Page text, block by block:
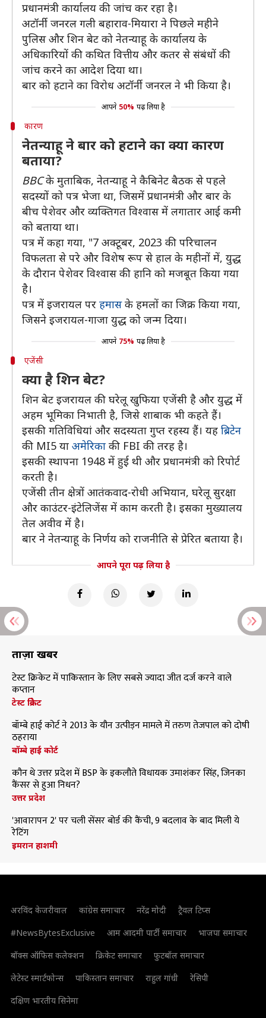
प्रधानमंत्री कार्यालय की जांच कर रहा है।
अटॉर्नी जनरल गली बहाराव-मियारा ने पिछले महीने
पुलिस और शिन बेट को नेतन्याहू के कार्यालय के
अधिकारियों की कथित वित्तीय और कतर से संबंधों की
जांच करने का आदेश दिया था।
बार को हटाने का विरोध अटॉर्नी जनरल ने भी किया है।
आपने 50% पढ़ लिया है
कारण
नेतन्याहू ने बार को हटाने का क्या कारण
बताया?
BBCके मुताबिक, नेतन्याहू ने कैबिनेट बैठक से पहले
सदस्यों को पत्र भेजा था, जिसमें प्रधानमंत्री और बार के
बीच पेशेवर और व्यक्तिगत विश्वास में लगातार आई कमी
को बताया था।
पत्र में कहा गया, "7 अक्टूबर, 2023 की परिचालन
विफलता से परे और विशेष रूप से हाल के महीनों में, युद्ध
के दौरान पेशेवर विश्वास की हानि को मजबूत किया गया
है।
पत्र में इजरायल पर हमासके हमलों का जिक्र किया गया,
जिसने इजरायल-गाजा युद्ध को जन्म दिया।
आपने 75% पढ़ लिया है
एजेंसी
क्या है शिन बेट?
शिन बेट इजरायल की घरेलू खुफिया एजेंसी है और युद्ध में
अहम भूमिका निभाती है, जिसे शाबाक भी कहते हैं।
इसकी गतिविधियां और सदस्यता गुप्त रहस्य हैं। यह ब्रिटेन
की MI5 या अमेरिका की FBI की तरह है।
इसकी स्थापना 1948 में हुई थी और प्रधानमंत्री को रिपोर्ट
करती है।
एजेंसी तीन क्षेत्रों आतंकवाद-रोधी अभियान, घरेलू सुरक्षा
और काउंटर-इंटेलिजेंस में काम करती है। इसका मुख्यालय
तेल अवीव में है।
बार ने नेतन्याहू के निर्णय को राजनीति से प्रेरित बताया है।
आपने पूरा पढ़ लिया है
ताज़ा खबरें
टेस्ट क्रिकेट में पाकिस्तान के लिए सबसे ज्यादा जीत दर्ज करने वाले
कप्तान
टेस्ट क्रिकेट
बॉम्बे हाई कोर्ट ने 2013 के यौन उत्पीड़न मामले में तरुण तेजपाल को दोषी
ठहराया
बॉम्बे हाई कोर्ट
कौन थे उत्तर प्रदेश में BSP के इकलौते विधायक उमाशंकर सिंह, जिनका
कैंसर से हुआ निधन?
उत्तर प्रदेश
'आवारापन 2' पर चली सेंसर बोर्ड की कैंची, 9 बदलाव के बाद मिली ये
रेटिंग
इमरान हाशमी
अरविंद केजरीवाल कांग्रेस समाचार नरेंद्र मोदी
ट्रैवल टिप्स
#NewsBytesExclusive
आम आदमी पार्टी समाचार
भाजपा समाचार
बॉक्स ऑफिस कलेक्शन
क्रिकेट समाचार
फुटबॉल समाचार
लेटेस्ट स्मार्टफोन्स
पाकिस्तान समाचार राहुल गांधी
रेसिपी
दक्षिण भारतीय सिनेमा